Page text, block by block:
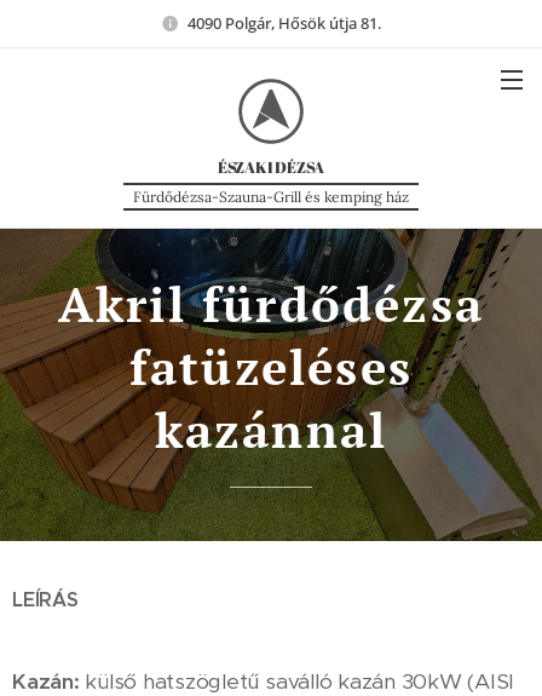
4090 Polgár, Hősök útja 81.
ÉSZAKIDÉZSA
Fürdődézsa-Szauna-Grill és kemping ház
Akril fürdődézsa
fatüzeléses
kazánnal
LEÍRÁS
Kazán: külső hatszögletű saválló kazán 30kW (AISI